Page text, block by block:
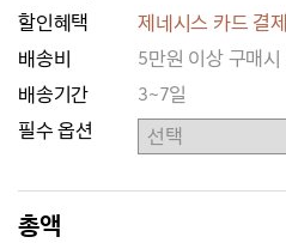
할인혜택
제네시스 카드 결
배송비
5만원 이상 구매시
배송기간
3~7일
필수 옵션
총액